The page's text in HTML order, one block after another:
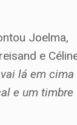
Joelma,
e
lá em cima
e um timbre